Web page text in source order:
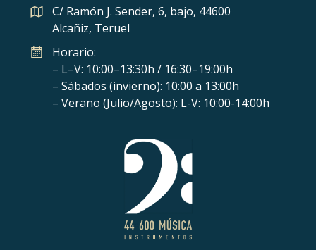
C/ Ramón J. Sender, 6, bajo, 44600
Alcañiz, Teruel
Horario:
– L–V: 10:00–13:30h / 16:30–19:00h
– Sábados (invierno): 10:00 a 13:00h
– Verano (Julio/Agosto): L-V: 10:00-14:00h